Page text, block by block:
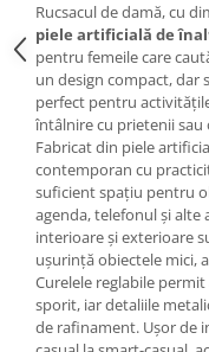
Rucsacul de damă, cu
piele artificială de
pentru femeile care
un design compact, dar
perfect pentru
întâlnire cu prietenii
Fabricat din piele
contemporan cu
suficient spațiu pentru
agenda, telefonul și alte
interioare și exterioare
ușurință obiectele mici,
Curelele reglabile
sporit, iar detaliile
de rafinament. Ușor de